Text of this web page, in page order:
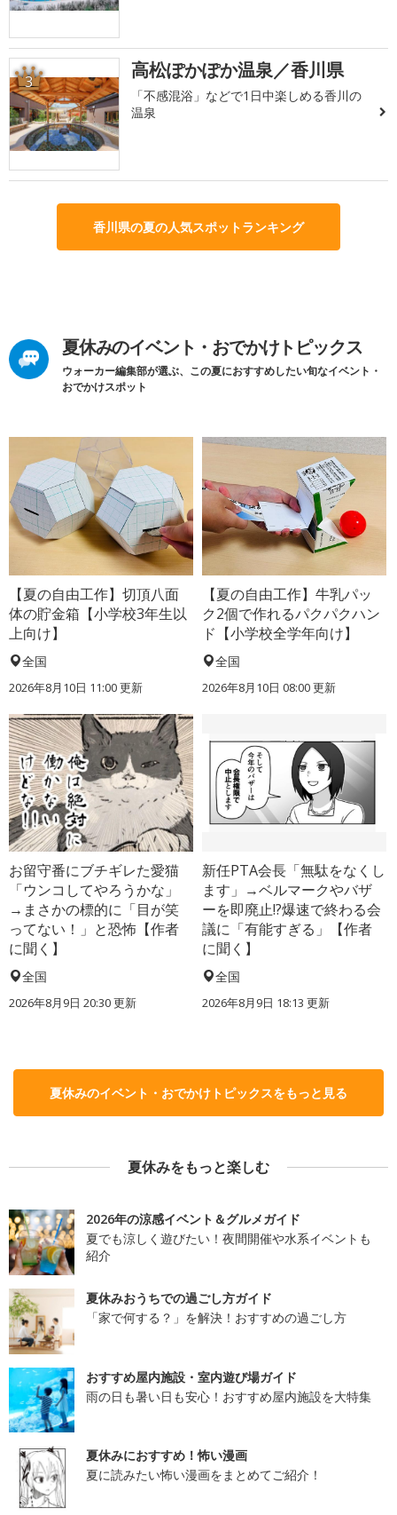
3 高松ぽかぽか温泉／香川県
「不感混浴」などで1日中楽しめる香川の
温泉
香川県の夏の人気スポットランキング
夏休みのイベント・おでかけトピックス
ウォーカー編集部が選ぶ、この夏におすすめしたい旬なイベント・
おでかけスポット
【夏の自由工作】切頂八面
体の貯金箱【小学校3年生以
上向け】
全国
2026年8月10日 11:00更新
【夏の自由工作】牛乳パッ
ク2個で作れるパクパクハン
ド【小学校全学年向け】
全国
2026年8月10日 08:00更新
お留守番にブチギレた愛猫
「ウンコしてやろうかな」
→まさかの標的に「目が笑
ってない！」と恐怖【作者
に聞く】
全国
2026年8月9日 20:30更新
新任PTA会長「無駄をなくし
ます」→ベルマークやバザ
ーを即廃止!?爆速で終わる会
議に「有能すぎる」【作者
に聞く】
全国
2026年8月9日 18:13 更新
夏休みのイベント・おでかけトピックスをもっと見る
夏休みをもっと楽しむ
2026年の涼感イベント＆グルメガイド
夏でも涼しく遊びたい！夜間開催や水系イベントも
紹介
夏休みおうちでの過ごし方ガイド
「家で何する？」を解決！おすすめの過ごし方
おすすめ屋内施設・室内遊び場ガイド
雨の日も暑い日も安心！おすすめ屋内施設を大特集
夏休みにおすすめ！怖い漫画
夏に読みたい怖い漫画をまとめてご紹介！